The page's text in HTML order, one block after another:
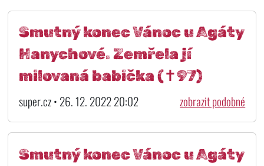
Smutný konec Vánoc u Agáty
Hanychové. Zemřela jí
milovaná babička (✝97)
super.cz • 26. 12. 2022 20:02 zobrazit podobné
Smutný konec Vánoc u Agáty